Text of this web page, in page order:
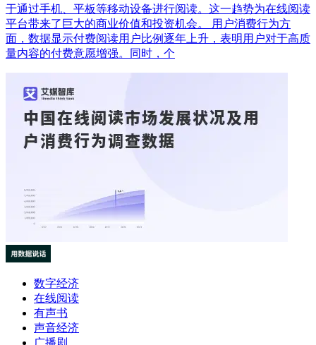
于通过手机、平板等移动设备进行阅读。这一趋势为在线阅读
平台带来了巨大的商业价值和投资机会。 用户消费行为方
面，数据显示付费阅读用户比例逐年上升，表明用户对于高质
量内容的付费意愿增强。同时，个
数字经济
在线阅读
有声书
声音经济
广播剧